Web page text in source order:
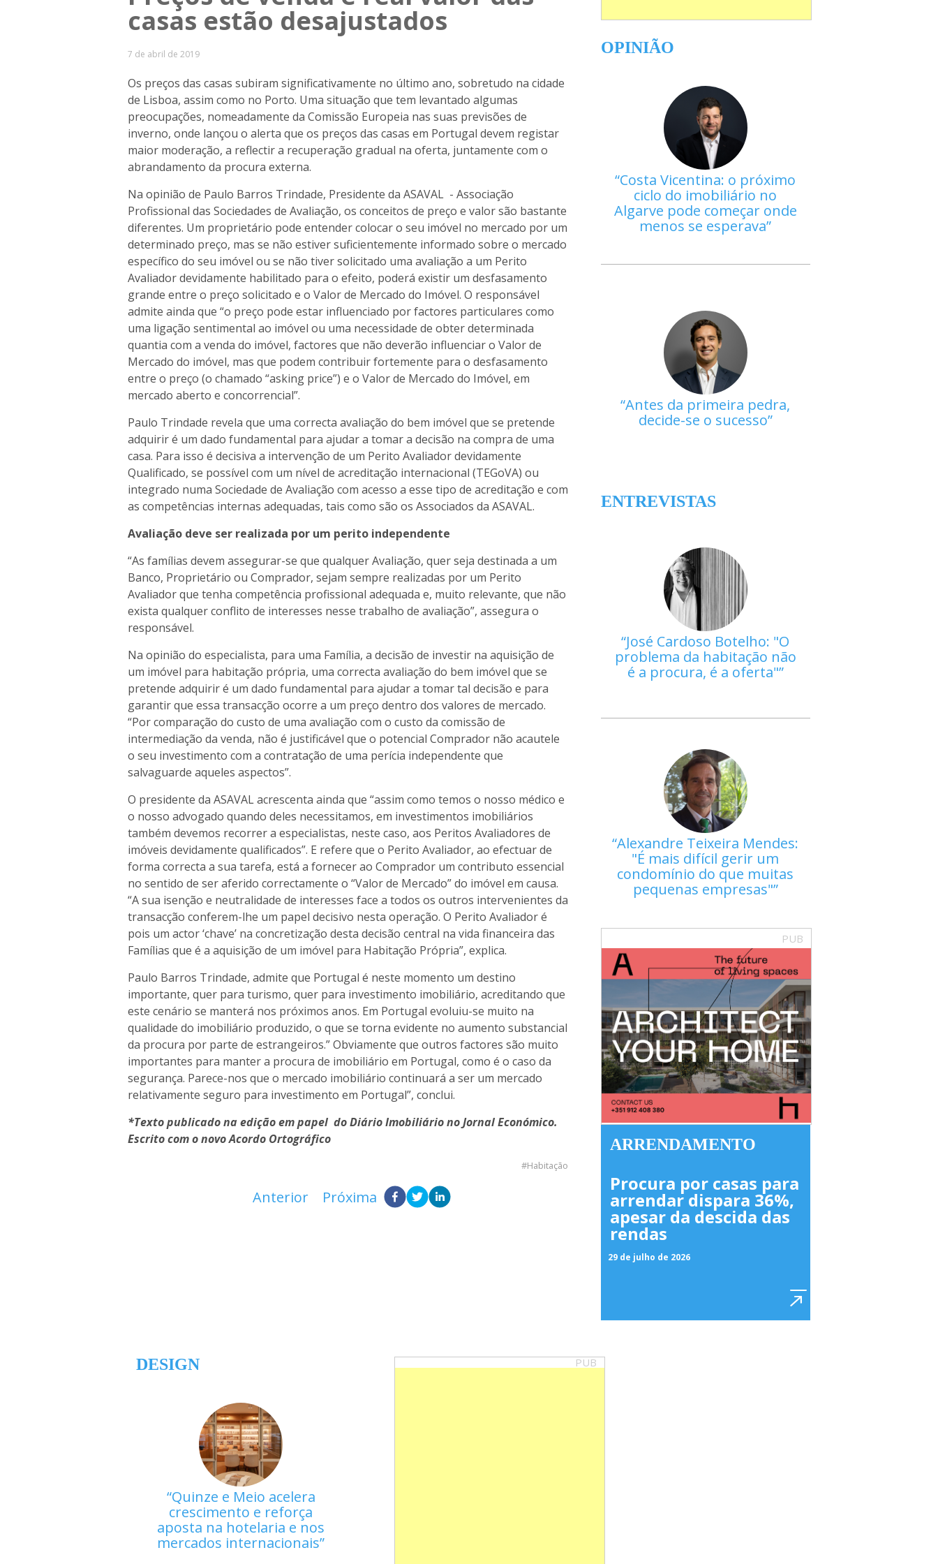
casas estão desajustados
7 de abril de 2019
Os preços das casas subiram significativamente no último ano, sobretudo na cidade
de Lisboa, assim como no Porto. Uma situação que tem levantado algumas
preocupações, nomeadamente da Comissão Europeia nas suas previsões de
inverno, onde lançou o alerta que os preços das casas em Portugal devem registar
maior moderação, a reflectir a recuperação gradual na oferta, juntamente com o
abrandamento da procura externa.
Na opinião de Paulo Barros Trindade, Presidente da ASAVAL - Associação
Profissional das Sociedades de Avaliação, os conceitos de preço e valor são bastante
diferentes. Um proprietário pode entender colocar o seu imóvel no mercado por um
determinado preço, mas se não estiver suficientemente informado sobre o mercado
específico do seu imóvel ou se não tiver solicitado uma avaliação a um Perito
Avaliador devidamente habilitado para o efeito, poderá existir um desfasamento
grande entre o preço solicitado e o Valor de Mercado do Imóvel. O responsável
admite ainda que “o preço pode estar influenciado por factores particulares como
uma ligação sentimental ao imóvel ou uma necessidade de obter determinada
quantia com a venda do imóvel, factores que não deverão influenciar o Valor de
Mercado do imóvel, mas que podem contribuir fortemente para o desfasamento
entre o preço (o chamado “asking price”) e o Valor de Mercado do Imóvel, em
mercado aberto e concorrencial”.
Paulo Trindade revela que uma correcta avaliação do bem imóvel que se pretende
adquirir é um dado fundamental para ajudar a tomar a decisão na compra de uma
casa. Para isso é decisiva a intervenção de um Perito Avaliador devidamente
Qualificado, se possível com um nível de acreditação internacional (TEGoVA) ou
integrado numa Sociedade de Avaliação com acesso a esse tipo de acreditação e com
as competências internas adequadas, tais como são os Associados da ASAVAL.
Avaliação deve ser realizada por um perito independente
“As famílias devem assegurar-se que qualquer Avaliação, quer seja destinada a um
Banco, Proprietário ou Comprador, sejam sempre realizadas por um Perito
Avaliador que tenha competência profissional adequada e, muito relevante, que não
exista qualquer conflito de interesses nesse trabalho de avaliação”, assegura o
responsável.
Na opinião do especialista, para uma Família, a decisão de investir na aquisição de
um imóvel para habitação própria, uma correcta avaliação do bem imóvel que se
pretende adquirir é um dado fundamental para ajudar a tomar tal decisão e para
garantir que essa transacção ocorre a um preço dentro dos valores de mercado.
“Por comparação do custo de uma avaliação com o custo da comissão de
intermediação da venda, não é justificável que o potencial Comprador não acautele
o seu investimento com a contratação de uma perícia independente que
salvaguarde aqueles aspectos”.
O presidente da ASAVAL acrescenta ainda que “assim como temos o nosso médico e
o nosso advogado quando deles necessitamos, em investimentos imobiliários
também devemos recorrer a especialistas, neste caso, aos Peritos Avaliadores de
imóveis devidamente qualificados”. E refere que o Perito Avaliador, ao efectuar de
forma correcta a sua tarefa, está a fornecer ao Comprador um contributo essencial
no sentido de ser aferido correctamente o “Valor de Mercado” do imóvel em causa.
“A sua isenção e neutralidade de interesses face a todos os outros intervenientes da
transacção conferem-lhe um papel decisivo nesta operação. O Perito Avaliador é
pois um actor ‘chave’ na concretização desta decisão central na vida financeira das
Famílias que é a aquisição de um imóvel para Habitação Própria”, explica.
Paulo Barros Trindade, admite que Portugal é neste momento um destino
importante, quer para turismo, quer para investimento imobiliário, acreditando que
este cenário se manterá nos próximos anos. Em Portugal evoluiu-se muito na
qualidade do imobiliário produzido, o que se torna evidente no aumento substancial
da procura por parte de estrangeiros.” Obviamente que outros factores são muito
importantes para manter a procura de imobiliário em Portugal, como é o caso da
segurança. Parece-nos que o mercado imobiliário continuará a ser um mercado
relativamente seguro para investimento em Portugal”, conclui.
*Texto publicado na edição em papel do Diário Imobiliário no Jornal Económico.
Escrito com o novo Acordo Ortográfico
Habitação
Anterior Próxima
OPINIÃO
Costa Vicentina: o próximo
ciclo do imobiliário no
Algarve pode começar onde
menos se esperava
Antes da primeira pedra,
decide-se o sucesso
ENTREVISTAS
José Cardoso Botelho: "O
problema da habitação não
é a procura, é a oferta"
Alexandre Teixeira Mendes:
"É mais difícil gerir um
condomínio do que muitas
pequenas empresas"
PUB
ARRENDAMENTO
Procura por casas para
arrendar dispara 36%,
apesar da descida das
rendas
29 de julho de 2026
DESIGN
Quinze e Meio acelera
crescimento e reforça
aposta na hotelaria e nos
mercados internacionais
PUB